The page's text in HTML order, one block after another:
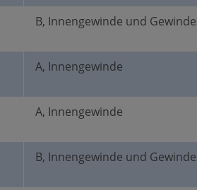
B, Innengewinde und
A, Innengewinde
A, Innengewinde
B, Innengewinde und